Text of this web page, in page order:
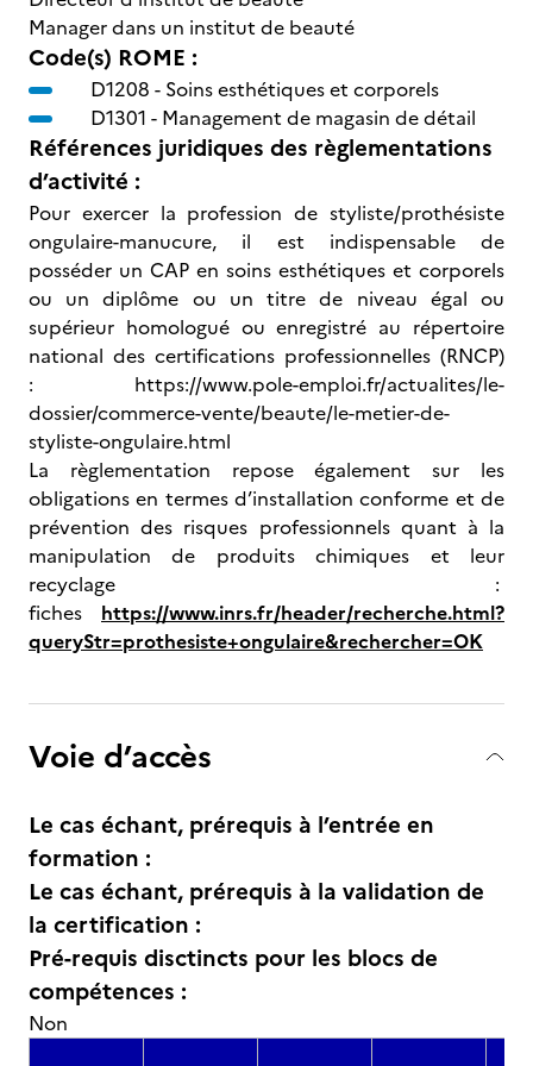
Manager dans un institut de beauté
Code(s) ROME :
D1208 - Soins esthétiques et corporels
D1301 - Management de magasin de détail
Références juridiques des règlementations
d’activité :
Pour exercer la profession de styliste/prothésiste
ongulaire-manucure, il est indispensable de
posséder un CAP en soins esthétiques et corporels
ou un diplôme ou un titre de niveau égal ou
supérieur homologué ou enregistré au répertoire
national des certifications professionnelles (RNCP)
: https://www.pole-emploi.fr/actualites/le-
dossier/commerce-vente/beaute/le-metier-de-
styliste-ongulaire.html
La règlementation repose également sur les
obligations en termes d’installation conforme et de
prévention des risques professionnels quant à la
manipulation de produits chimiques et leur
recyclage :
fiches https://www.inrs.fr/header/recherche.html?
queryStr=prothesiste+ongulaire&rechercher=OK
Voie d’accès
Le cas échant, prérequis à l’entrée en
formation :
Le cas échant, prérequis à la validation de
la certification :
Pré-requis disctincts pour les blocs de
compétences :
Non